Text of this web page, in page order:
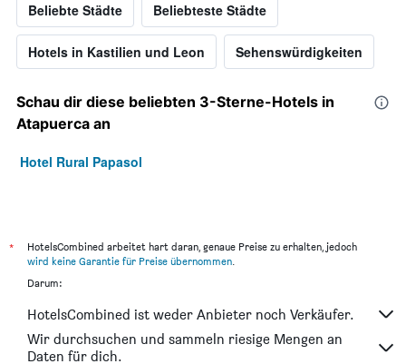
Beliebte Städte Beliebteste Städte
Hotels in Kastilien und Leon Sehenswürdigkeiten
Schau dir diese beliebten 3-Sterne-Hotels in
Atapuerca an
Hotel Rural Papasol
*
HotelsCombined arbeitet hart daran, genaue Preise zu erhalten, jedoch
wird keine Garantie für Preise übernommen.
Darum:
HotelsCombined ist weder Anbieter noch Verkäufer.
Wir durchsuchen und sammeln riesige Mengen an
Daten für dich.